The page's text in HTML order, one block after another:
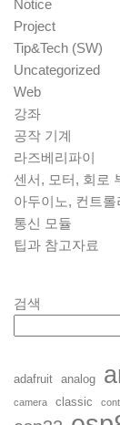
Notice
Project
Tip&Tech (SW)
Uncategorized
Web
강좌
공작 기계
라즈베리파이
센서, 모터, 회로
아두이노, 컨트롤
통신 모듈
팁과 참고자료
검색
adafruit analog
camera classic